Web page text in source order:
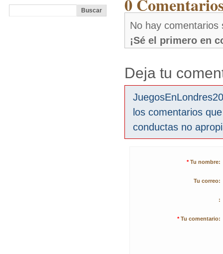
0
No hay comentarios
¡Sé el primero en
Deja tu
los comentarios
conductas no
* Tu nombre:
Tu correo:
:
* Tu comentario: